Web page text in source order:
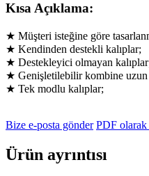
Kısa Açıklama:
★ Müşteri isteğine göre
★ Kendinden destekli kalıplar;
★ Destekleyici olmayan
★ Genişletilebilir kombine uzun
★ Tek modlu kalıplar;
Bize e-posta gönder PDF
Ürün ayrıntısı